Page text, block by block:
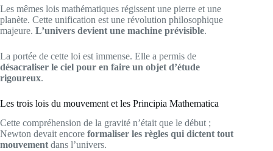
Les mêmes lois mathématiques régissent une pierre et une
planète. Cette unification est une révolution philosophique
majeure. L’univers devient une machine prévisible.
La portée de cette loi est immense. Elle a permis de
désacraliser le ciel pour en faire un objet d’étude
rigoureux.
Les trois lois du mouvement et les Principia Mathematica
Cette compréhension de la gravité n’était que le début ;
Newton devait encore formaliser les règles qui dictent tout
mouvementdans l’univers.